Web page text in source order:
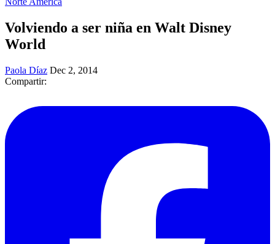
Volviendo a ser niña en Walt Disney
World
Paola Díaz Dec 2, 2014
Compartir: